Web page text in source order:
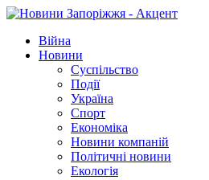
Війна
Новини
Суспільство
Події
Україна
Спорт
Економіка
Новини компаній
Політичні новини
Екологія